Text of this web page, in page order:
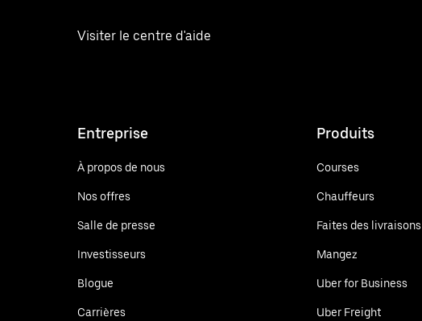
Visiter le centre d'aide
Entreprise
À propos de nous
Nos offres
Salle de presse
Investisseurs
Blogue
Carrières
Produits
Courses
Chauffeurs
Faites des livraisons
Mangez
Uber for Business
Uber Freight